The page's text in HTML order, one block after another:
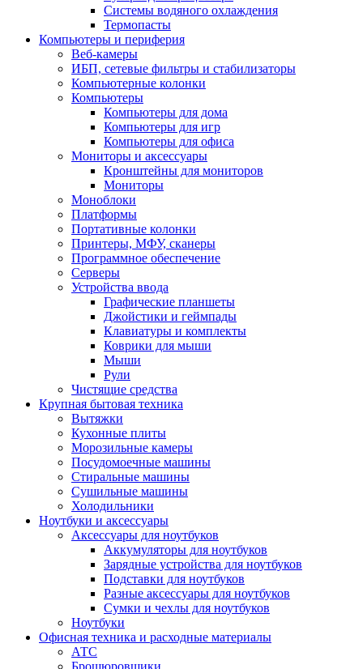
Системы водяного охлаждения
Термопасты
Компьютеры и периферия
Веб-камеры
ИБП, сетевые фильтры и стабилизаторы
Компьютерные колонки
Компьютеры
Компьютеры для дома
Компьютеры для игр
Компьютеры для офиса
Мониторы и аксессуары
Кронштейны для мониторов
Мониторы
Моноблоки
Платформы
Портативные колонки
Принтеры, МФУ, сканеры
Программное обеспечение
Серверы
Устройства ввода
Графические планшеты
Джойстики и геймпады
Клавиатуры и комплекты
Коврики для мыши
Мыши
Рули
Чистящие средства
Крупная бытовая техника
Вытяжки
Кухонные плиты
Морозильные камеры
Посудомоечные машины
Стиральные машины
Сушильные машины
Холодильники
Ноутбуки и аксессуары
Аксессуары для ноутбуков
Аккумуляторы для ноутбуков
Зарядные устройства для ноутбуков
Подставки для ноутбуков
Разные аксессуары для ноутбуков
Сумки и чехлы для ноутбуков
Ноутбуки
Офисная техника и расходные материалы
АТС
Брошюровщики